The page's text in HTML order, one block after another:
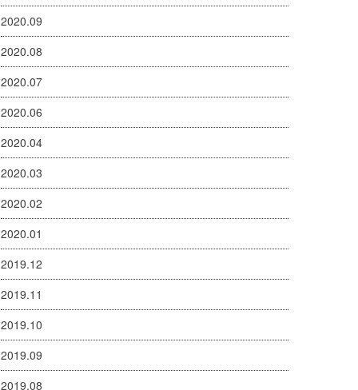
2020.09
2020.08
2020.07
2020.06
2020.04
2020.03
2020.02
2020.01
2019.12
2019.11
2019.10
2019.09
2019.08